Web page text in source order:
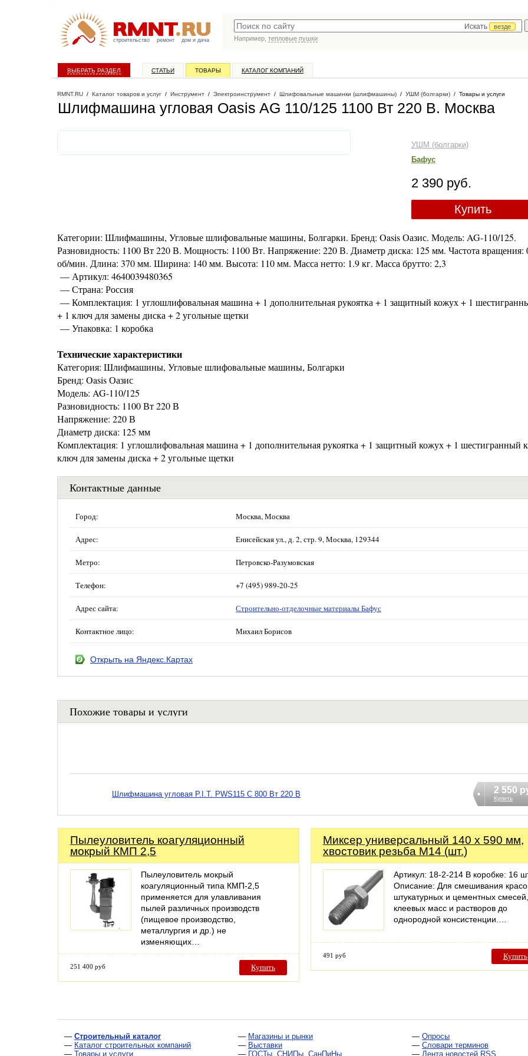
строительство ремонт дом и дача
Искать
везде
Например, тепловые пушки
ВЫБРАТЬ РАЗДЕЛ СТАТЬИ ТОВАРЫ КАТАЛОГ КОМПАНИЙ
RMNT.RU / Каталог товаров и услуг / Инструмент / Электроинструмент / Шлифовальные машинки (шлифмашины) / УШМ (болгарки) / Товары и услуги
Шлифмашина угловая Oasis AG 110/125 1100 Вт 220 В. Москва
УШМ (болгарки)
Бафус
2 390 руб.
Купить
Категории: Шлифмашины, Угловые шлифовальные машины, Болгарки. Бренд: Oasis Оазис. Модель: AG-110/125.
Разновидность: 1100 Вт 220 В. Мощность: 1100 Вт. Напряжение: 220 В. Диаметр диска: 125 мм. Частота вращения:
об/мин. Длина: 370 мм. Ширина: 140 мм. Высота: 110 мм. Масса нетто: 1.9 кг. Масса брутто: 2,3
— Артикул: 4640039480365
— Страна: Россия
— Комплектация: 1 углошлифовальная машина + 1 дополнительная рукоятка + 1 защитный кожух + 1
+ 1 ключ для замены диска + 2 угольные щетки
— Упаковка: 1 коробка
Технические характеристики
Категория: Шлифмашины, Угловые шлифовальные машины, Болгарки
Бренд: Oasis Оазис
Модель: AG-110/125
Разновидность: 1100 Вт 220 В
Напряжение: 220 В
Диаметр диска: 125 мм
Комплектация: 1 углошлифовальная машина + 1 дополнительная рукоятка + 1 защитный кожух + 1 шестигранный
ключ для замены диска + 2 угольные щетки
Контактные данные
Город: Москва, Москва
Адрес: Енисейская ул., д. 2, стр. 9, Москва, 129344
Метро: Петровско-Разумовская
Телефон: +7 (495) 989-20-25
Адрес сайта: Строительно-отделочные материалы Бафус
Контактное лицо: Михаил Борисов
Открыть на Яндекс.Картах
Похожие товары и услуги
Шлифмашина угловая P.I.T. PWS115 C 800 Вт 220 В 2 550
Купить
Пылеуловитель коагуляционный
мокрый КМП 2,5
Пылеуловитель мокрый
коагуляционный типа КМП-2,5
применяется для улавливания
пылей различных производств
(пищевое производство,
металлургия и др.) не
изменяющих…
251 400 руб Купить
Миксер универсальный 140 х 590 мм,
хвостовик резьба М14 (шт.)
Артикул: 18-2-214 В коробке: 16
Описание: Для смешивания
штукатурных и цементных смесей,
клеевых масс и растворов до
однородной консистенции.…
491 руб Купить
— Строительный каталог
— Каталог строительных компаний
— Товары и услуги
— Магазины и рынки
— Выставки
— ГОСТы, СНИПы, СанПиНы
— Опросы
— Словари терминов
— Лента новостей RSS